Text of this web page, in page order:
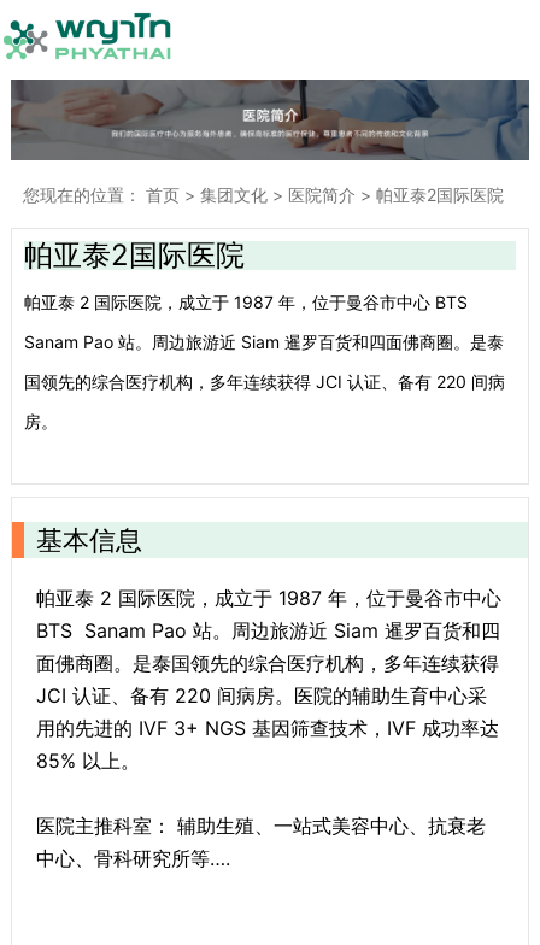
您现在的位置： 首页> 集团文化> 医院简介 > 帕亚泰2国际医院
帕亚泰2国际医院
帕亚泰 2 国际医院，成立于 1987 年，位于曼谷市中心 BTS
Sanam Pao 站。周边旅游近 Siam 暹罗百货和四面佛商圈。是泰
国领先的综合医疗机构，多年连续获得 JCI 认证、备有 220 间病
房。
基本信息
帕亚泰 2 国际医院，成立于 1987 年，位于曼谷市中心
BTS Sanam Pao 站。周边旅游近 Siam 暹罗百货和四
面佛商圈。是泰国领先的综合医疗机构，多年连续获得
JCI 认证、备有 220 间病房。医院的辅助生育中心采
用的先进的 IVF 3+ NGS 基因筛查技术，IVF 成功率达
85% 以上。
医院主推科室： 辅助生殖、一站式美容中心、抗衰老
中心、骨科研究所等….